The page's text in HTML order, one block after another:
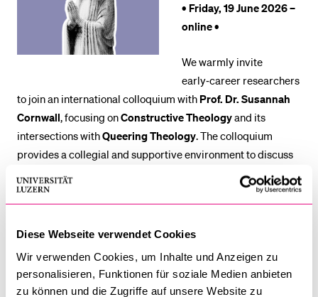
Diese Webseite verwendet Cookies
Wir verwenden Cookies, um Inhalte und Anzeigen zu
personalisieren, Funktionen für soziale Medien anbieten
zu können und die Zugriffe auf unsere Website zu
• Friday, 19 June 2026 –
online •
We warmly invite
early‑career researchers
to join an international colloquium with Prof. Dr. Susannah
Cornwall, focusing onConstructive Theologyand its
intersections withQueering Theology. The colloquium
provides a collegial and supportive environment to discuss
current theological questions, explore innovative
approaches, and broaden international academic networks.
diverse contexts
presenting research and receiving constructive,
BELIEBTE INHALTE
Vorlesungsverzeichnis
Sportangebot
Menuplan Mensa
Anmeldung und Zulassung